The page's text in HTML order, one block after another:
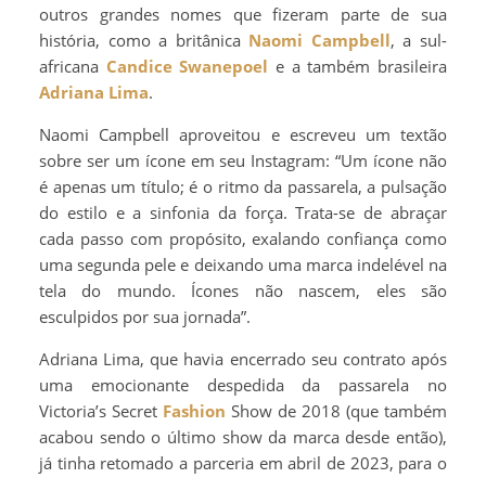
outros grandes nomes que fizeram parte de sua
história, como a britânica Naomi Campbell, a sul-
africana Candice Swanepoel e a também brasileira
Adriana Lima.
Naomi Campbell aproveitou e escreveu um textão
sobre ser um ícone em seu Instagram: “Um ícone não
é apenas um título; é o ritmo da passarela, a pulsação
do estilo e a sinfonia da força. Trata-se de abraçar
cada passo com propósito, exalando confiança como
uma segunda pele e deixando uma marca indelével na
tela do mundo. Ícones não nascem, eles são
esculpidos por sua jornada”.
Adriana Lima, que havia encerrado seu contrato após
uma emocionante despedida da passarela no
Victoria’s Secret Fashion Show de 2018 (que também
acabou sendo o último show da marca desde então),
já tinha retomado a parceria em abril de 2023, para o